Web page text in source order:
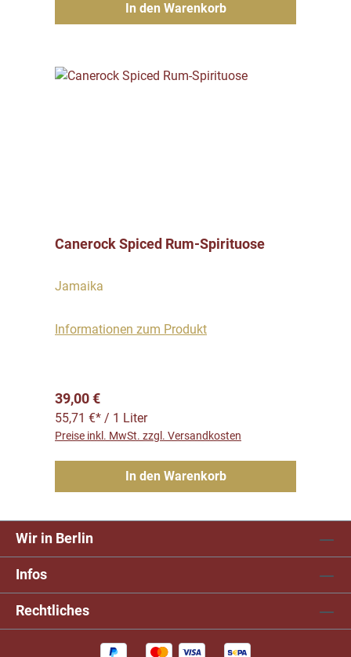
In den Warenkorb
Canerock Spiced Rum-Spirituose
Jamaika
Informationen zum Produkt
Regulärer Preis:
39,00 €
55,71 €* / 1 Liter
Preise inkl. MwSt. zzgl. Versandkosten
In den Warenkorb
Wir in Berlin
Infos
Rechtliches